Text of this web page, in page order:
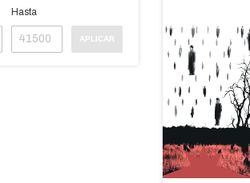
Hasta
APLICAR